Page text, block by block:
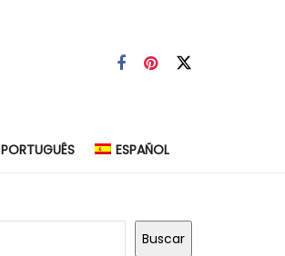
PORTUGUÊS ESPAÑOL
Buscar